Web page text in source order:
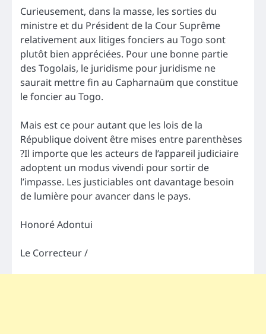
Curieusement, dans la masse, les sorties du
ministre et du Président de la Cour Suprême
relativement aux litiges fonciers au Togo sont
plutôt bien appréciées. Pour une bonne partie
des Togolais, le juridisme pour juridisme ne
saurait mettre fin au Capharnaüm que constitue
le foncier au Togo.
Mais est ce pour autant que les lois de la
République doivent être mises entre parenthèses
?Il importe que les acteurs de l’appareil judiciaire
adoptent un modus vivendi pour sortir de
l’impasse. Les justiciables ont davantage besoin
de lumière pour avancer dans le pays.
Honoré Adontui
Le Correcteur /